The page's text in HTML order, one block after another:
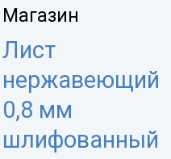
Магазин
Лист
нержавеющий
0,8 мм
шлифованный